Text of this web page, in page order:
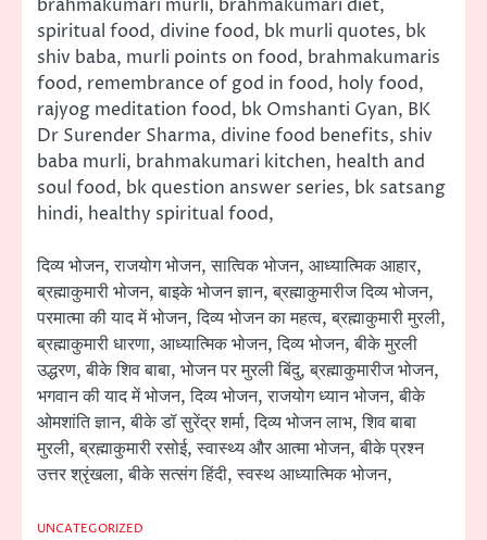
brahmakumari murli, brahmakumari diet,
spiritual food, divine food, bk murli quotes, bk
shiv baba, murli points on food, brahmakumaris
food, remembrance of god in food, holy food,
rajyog meditation food, bk Omshanti Gyan, BK
Dr Surender Sharma, divine food benefits, shiv
baba murli, brahmakumari kitchen, health and
soul food, bk question answer series, bk satsang
hindi, healthy spiritual food,
दिव्य भोजन, राजयोग भोजन, सात्विक भोजन, आध्यात्मिक आहार,
ब्रह्माकुमारी भोजन, बाइके भोजन ज्ञान, ब्रह्माकुमारीज दिव्य भोजन,
परमात्मा की याद में भोजन, दिव्य भोजन का महत्व, ब्रह्माकुमारी मुरली,
ब्रह्माकुमारी धारणा, आध्यात्मिक भोजन, दिव्य भोजन, बीके मुरली
उद्धरण, बीके शिव बाबा, भोजन पर मुरली बिंदु, ब्रह्माकुमारीज भोजन,
भगवान की याद में भोजन, दिव्य भोजन, राजयोग ध्यान भोजन, बीके
ओमशांति ज्ञान, बीके डॉ सुरेंद्र शर्मा, दिव्य भोजन लाभ, शिव बाबा
मुरली, ब्रह्माकुमारी रसोई, स्वास्थ्य और आत्मा भोजन, बीके प्रश्न
उत्तर श्रृंखला, बीके सत्संग हिंदी, स्वस्थ आध्यात्मिक भोजन,
UNCATEGORIZED